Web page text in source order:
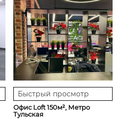
Быстрый просмотр
Офис Loft 150м², Метро
Тульская